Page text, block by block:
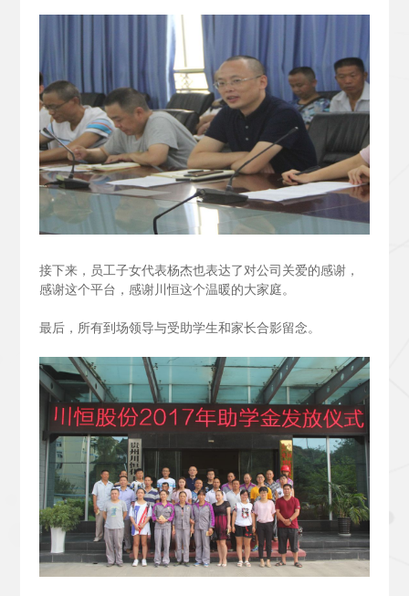
接下来，员工子女代表杨杰也表达了对公司关爱的感谢，
感谢这个平台，感谢川恒这个温暖的大家庭。
最后，所有到场领导与受助学生和家长合影留念。